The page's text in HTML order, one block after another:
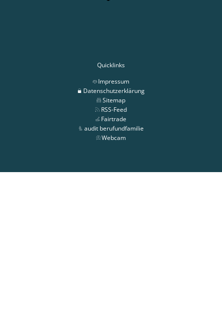
Quicklinks
Impressum
Datenschutzerklärung
Sitemap
RSS-Feed
Fairtrade
audit berufundfamilie
Webcam